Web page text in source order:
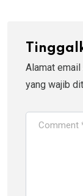
Alamat
yang wajib